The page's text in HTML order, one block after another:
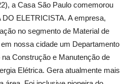
a Casa São Paulo comemorou
ELETRICISTA. A empresa,
no segmento de Material de
nossa cidade um Departamento
Construção e Manutenção de
Elétrica. Gera atualmente mais